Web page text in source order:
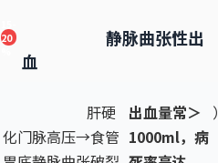
20
静脉曲张性出
血
肝硬
化门脉高压→食管
出血量常＞
1000ml，病
）